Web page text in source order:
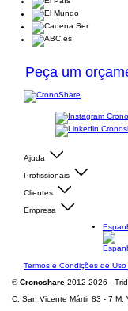
Peça um
Ajuda
Profissionais
Clientes
Empresa
Termos e Condições de Uso
©Cronoshare 2012-2026 -
C. San Vicente Mártir 83 - 7 M,